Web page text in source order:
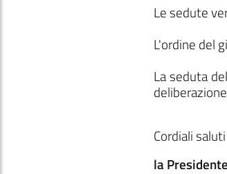
Le sedute
L'ordine del
La seduta
Cordiali saluti
la